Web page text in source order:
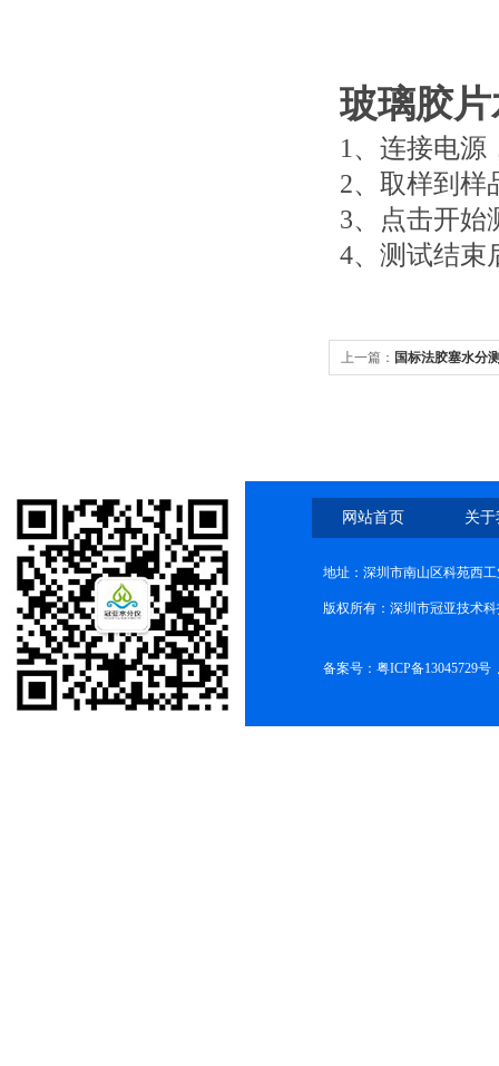
玻璃胶
1、连接电源
2、取样到样
3、点击开始
4、测试结束
上一篇： 国标法胶塞水分
网站首页 关
地址：深圳市南山区科苑西
版权所有：深圳市冠亚技术
备案号： 粤ICP备13045729号